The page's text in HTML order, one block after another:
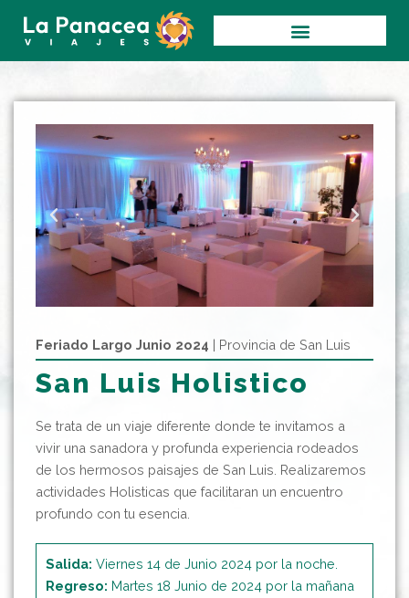
Feriado Largo Junio 2o24 | Provincia de San Luis
San Luis Holistico
Se trata de un viaje diferente donde te invitamos a
vivir una sanadora y profunda experiencia rodeados
de los hermosos paisajes de San Luis. Realizaremos
actividades Holisticas que facilitaran un encuentro
profundo con tu esencia.
Salida: Viernes 14 de Junio 2024 por la noche.
Regreso: Martes 18 Junio de 2024 por la mañana